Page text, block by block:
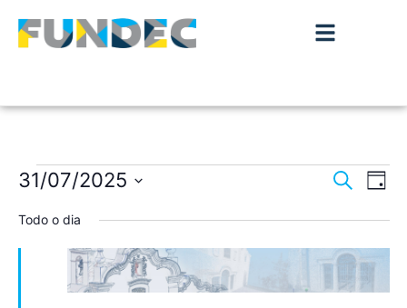
de
e
Pesquisar
de
Dia
31/07/2025
a
Todo o dia